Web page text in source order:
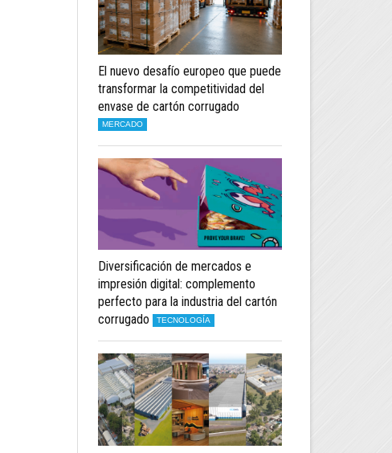
El nuevo desafío europeo que puede
transformar la competitividad del
envase de cartón corrugado
MERCADO
Diversificación de mercados e
impresión digital: complemento
perfecto para la industria del cartón
corrugado
TECNOLOGÍA